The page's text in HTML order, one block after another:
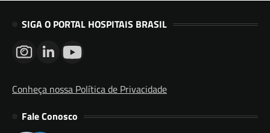
SIGA O PORTAL HOSPITAIS BRASIL
Conheça nossa Política de Privacidade
Fale Conosco